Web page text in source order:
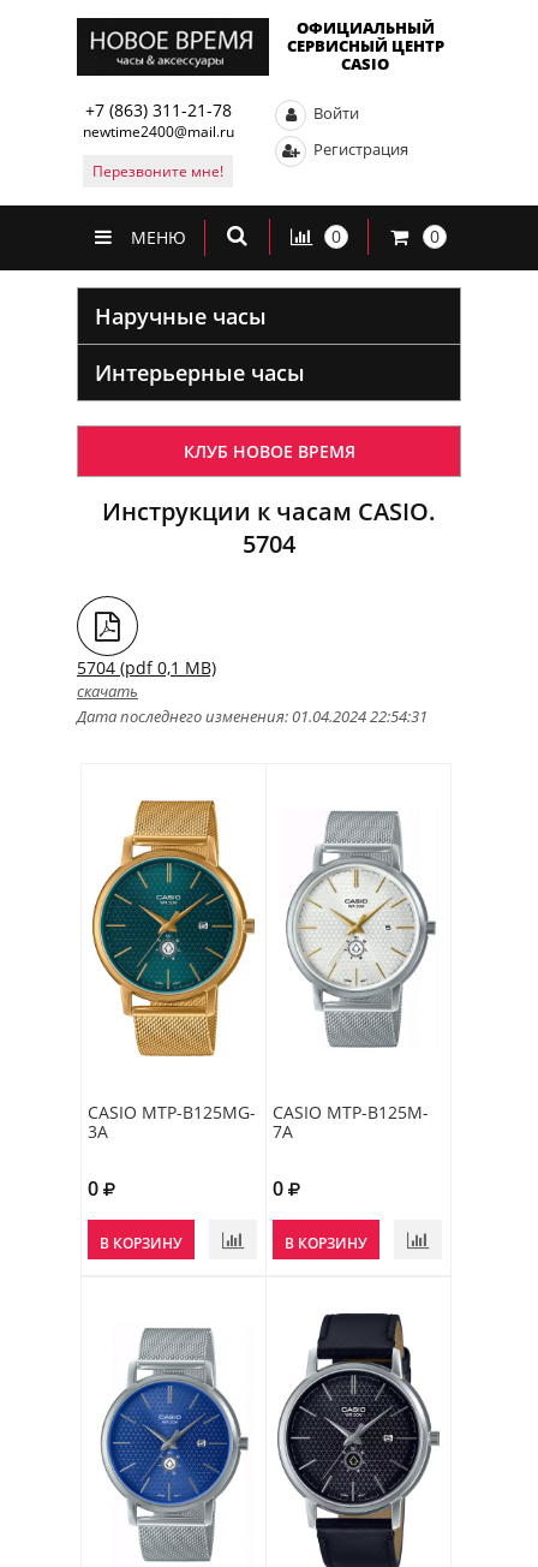
ОФИЦИАЛЬНЫЙ
СЕРВИСНЫЙ ЦЕНТР
CASIO
+7 (863) 311-21-78
newtime2400@mail.ru
Перезвоните мне!
Войти
Регистрация
МЕНЮ 0 0
Наручные часы
Интерьерные часы
КЛУБ НОВОЕ ВРЕМЯ
Инструкции к часам CASIO.
5704
5704 (pdf 0,1 MB)
скачать
Дата последнего изменения: 01.04.2024 22:54:31
CASIO MTP-B125MG-
3A
0
В КОРЗИНУ
CASIO MTP-B125M-
7A
0
В КОРЗИНУ